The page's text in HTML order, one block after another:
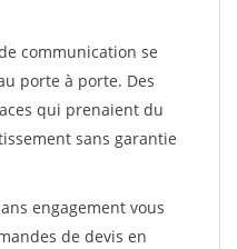
communication se
porte à porte. Des
qui prenaient du
sans garantie
engagement vous
de devis en